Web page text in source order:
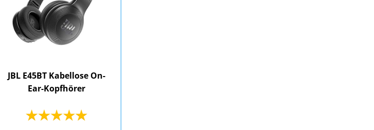
JBL E45BT Kabellose On-
Ear-Kopfhörer